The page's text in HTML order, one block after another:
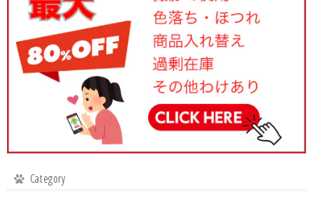
Category